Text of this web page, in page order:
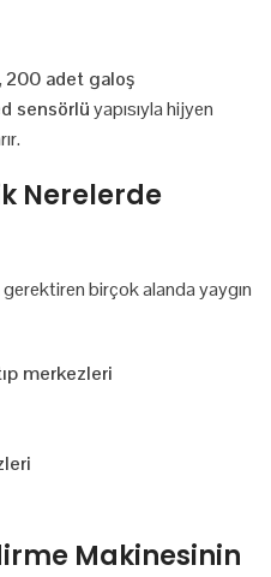
,200 adet galoş
sensörlüyapısıyla hijyen
Nerelerde
birçok alanda yaygın
merkezleri
Makinesinin